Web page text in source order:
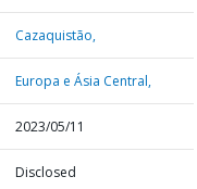
Cazaquistão,
Europa e Ásia Central,
2023/05/11
Disclosed